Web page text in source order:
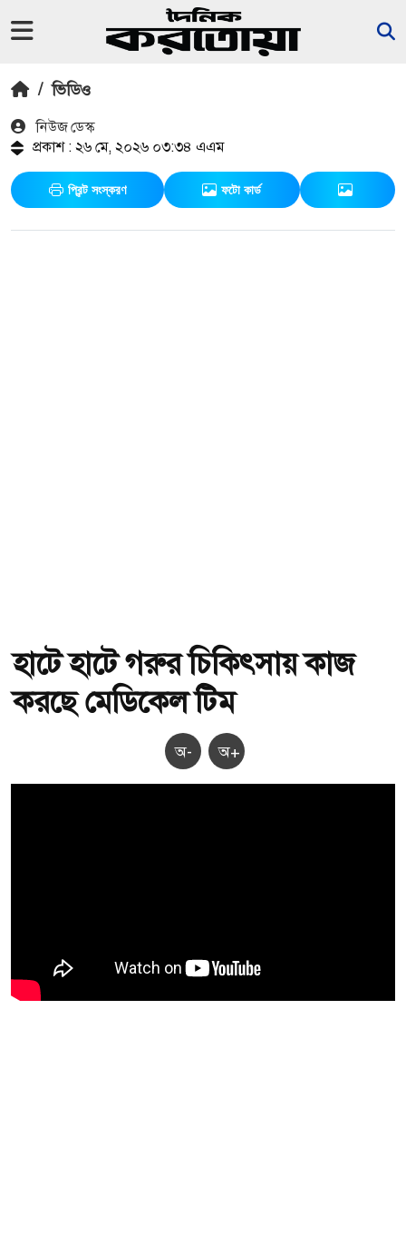
/ ভিডিও
নিউজ ডেস্ক
প্রকাশ : ২৬ মে, ২০২৬ ০৩:৩৪ এএম
প্রিন্ট সংস্করণ ফটো কার্ড
হাটে হাটে গরুর চিকিৎসায় কাজ
করছে মেডিকেল টিম
অ- অ+